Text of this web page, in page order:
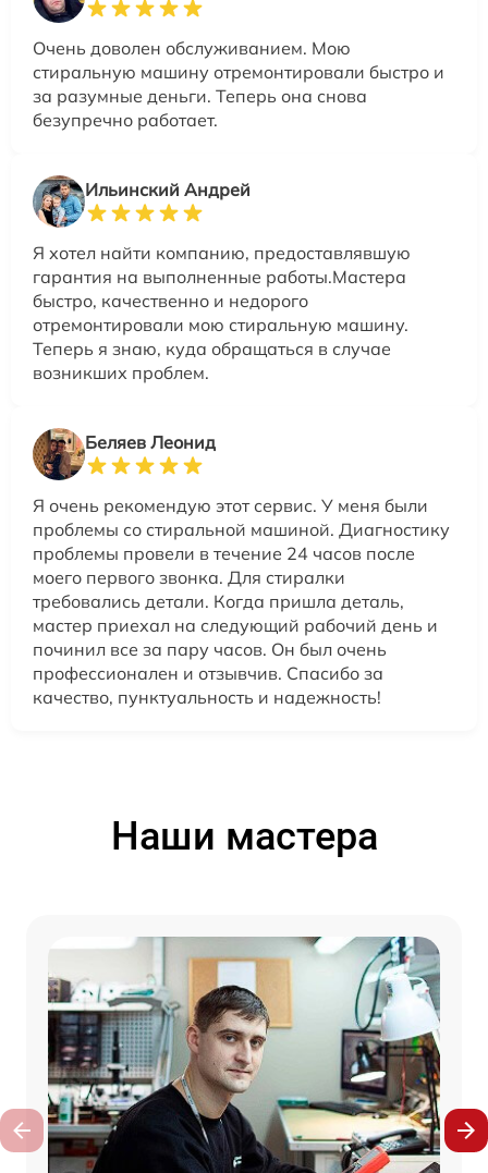
Очень доволен обслуживанием. Мою
стиральную машину отремонтировали быстро и
за разумные деньги. Теперь она снова
безупречно работает.
Ильинский Андрей
Я хотел найти компанию, предоставлявшую
гарантия на выполненные работы.Мастера
быстро, качественно и недорого
отремонтировали мою стиральную машину.
Теперь я знаю, куда обращаться в случае
возникших проблем.
Беляев Леонид
Я очень рекомендую этот сервис. У меня были
проблемы со стиральной машиной. Диагностику
проблемы провели в течение 24 часов после
моего первого звонка. Для стиралки
требовались детали. Когда пришла деталь,
мастер приехал на следующий рабочий день и
починил все за пару часов. Он был очень
профессионален и отзывчив. Спасибо за
качество, пунктуальность и надежность!
Наши мастера